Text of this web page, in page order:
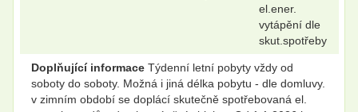
el.ener.
vytápění dle
skut.spotřeby
Doplňující informace Týdenní letní pobyty vždy od
soboty do soboty. Možná i jiná délka pobytu - dle domluvy.
v zimním období se doplácí skutečně spotřebovaná el.